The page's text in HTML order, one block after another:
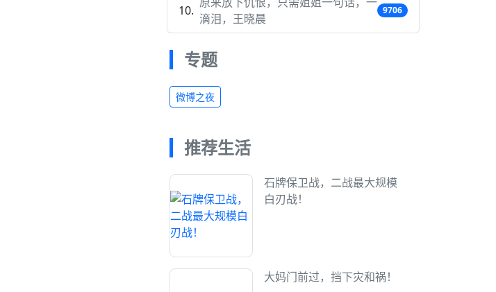
滴泪，王晓晨
9706
专题
微博之夜
推荐生活
石牌保卫战，二战最大规模
白刃战！
大妈门前过，挡下灾和祸！